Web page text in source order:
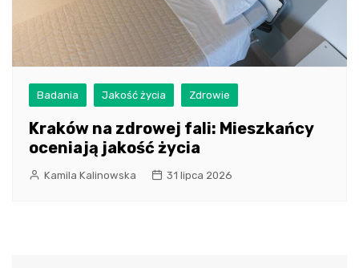
Badania Jakość życia Zdrowie
Kraków na zdrowej fali: Mieszkańcy
oceniają jakość życia
Kamila Kalinowska 31 lipca 2026